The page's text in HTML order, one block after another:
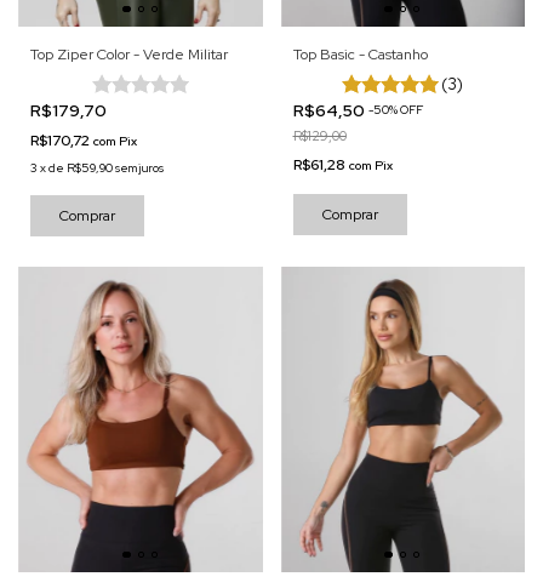
Top Ziper Color - Verde Militar
R$179,70
R$170,72 com Pix
3 xde R$59,90sem juros
Comprar
Top Basic - Castanho
(3)
R$64,50 -50%OFF
R$129,00
R$61,28 com Pix
Comprar